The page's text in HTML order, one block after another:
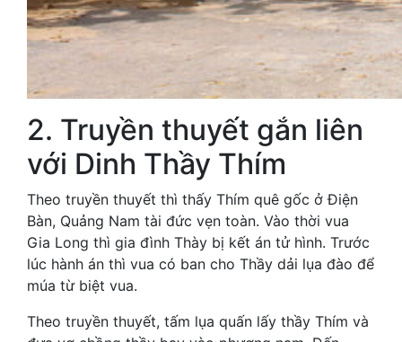
2. Truyền thuyết gắn liên
với Dinh Thầy Thím
Theo truyền thuyết thì thấy Thím quê gốc ở Điện
Bàn, Quảng Nam tài đức vẹn toàn. Vào thời vua
Gia Long thì gia đình Thày bị kết án tử hình. Trước
lúc hành án thì vua có ban cho Thầy dải lụa đào để
múa từ biệt vua.
Theo truyền thuyết, tấm lụa quấn lấy thầy Thím và